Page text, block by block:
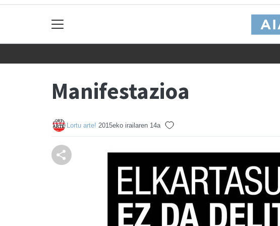
Manifestazioa
Lortu arte! 2015eko irailaren 14a